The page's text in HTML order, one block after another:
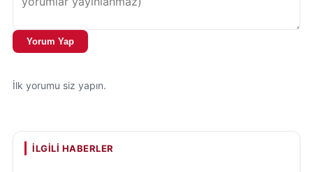
Yorum Yap
İlk yorumu siz yapın.
İLGILI HABERLER